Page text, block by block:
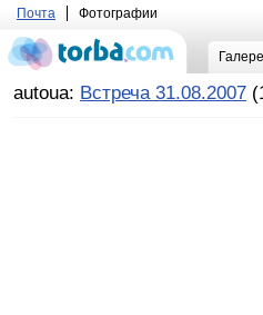
Почта Фотографии
autoua: Встреча 31.08.2007